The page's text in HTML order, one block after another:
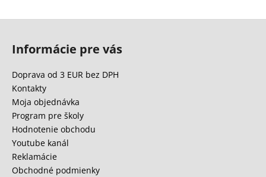
Informácie pre vás
Doprava od 3 EUR bez DPH
Kontakty
Moja objednávka
Program pre školy
Hodnotenie obchodu
Youtube kanál
Reklamácie
Obchodné podmienky